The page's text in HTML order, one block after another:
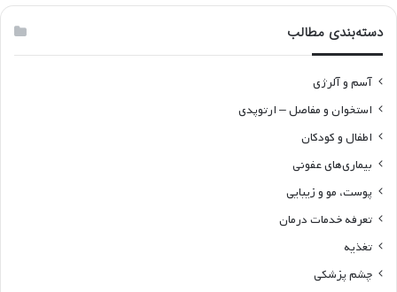
دسته‌بندی مطالب
آسم و آلرژی
استخوان و مفاصل – ارتوپدی
اطفال و کودکان
بیماری‌های عفونی
پوست، مو و زیبایی
تعرفه خدمات درمان
تغذیه
چشم پزشکی